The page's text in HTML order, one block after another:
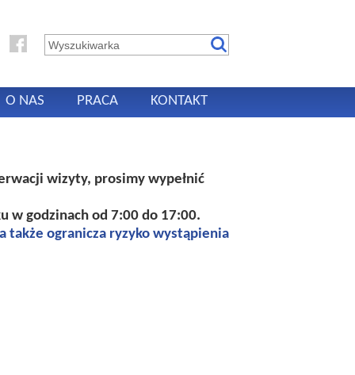
O NAS PRACA KONTAKT
wizyty, prosimy wypełnić
w godzinach od 7:00 do 17:00.
także ogranicza ryzyko wystąpienia